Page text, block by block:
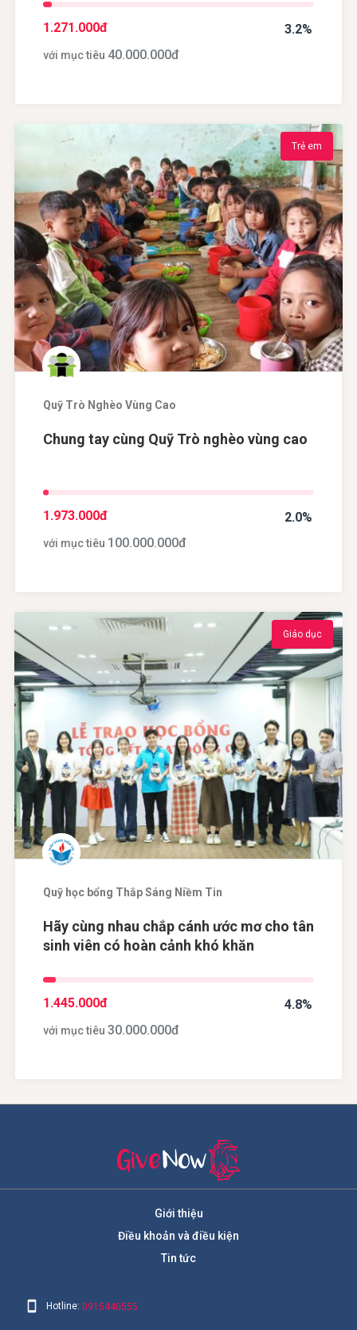
3.2%
1.271.000đ
với mục tiêu 40.000.000đ
Trẻ em
Quỹ Trò Nghèo Vùng Cao
Chung tay cùng Quỹ Trò nghèo vùng cao
2.0%
1.973.000đ
với mục tiêu 100.000.000đ
Giáo dục
Quỹ học bổng Thắp Sáng Niềm Tin
Hãy cùng nhau chắp cánh ước mơ cho tân
sinh viên có hoàn cảnh khó khăn
4.8%
1.445.000đ
với mục tiêu 30.000.000đ
Giới thiệu
Điều khoản và điều kiện
Tin tức
Hotline:0915440555